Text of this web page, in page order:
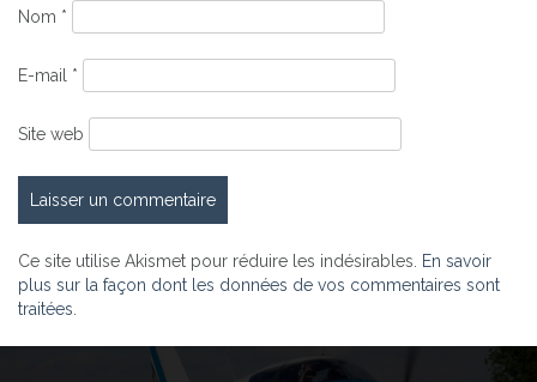
Nom *
E-mail *
Site web
Ce site utilise Akismet pour réduire les indésirables. En savoir
plus sur la façon dont les données de vos commentaires sont
traitées